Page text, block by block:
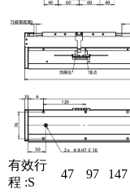
有效行
程 :S
47 97 147